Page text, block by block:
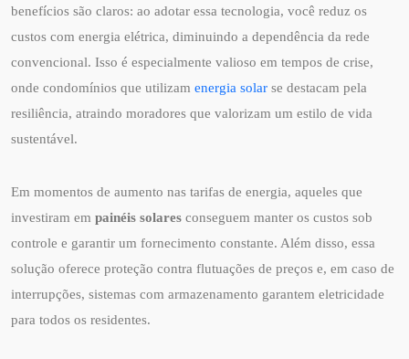
benefícios são claros: ao adotar essa tecnologia, você reduz os
custos com energia elétrica, diminuindo a dependência da rede
convencional. Isso é especialmente valioso em tempos de crise,
onde condomínios que utilizam energia solar se destacam pela
resiliência, atraindo moradores que valorizam um estilo de vida
sustentável.
Em momentos de aumento nas tarifas de energia, aqueles que
investiram em painéis solares conseguem manter os custos sob
controle e garantir um fornecimento constante. Além disso, essa
solução oferece proteção contra flutuações de preços e, em caso de
interrupções, sistemas com armazenamento garantem eletricidade
para todos os residentes.